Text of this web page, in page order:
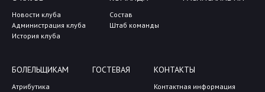
Новости клуба
Администрация клуба
История клуба
Состав
Штаб команды
БОЛЕЛЬЩИКАМ
Атрибутика
ГОСТЕВАЯ КОНТАКТЫ
Контактная информация